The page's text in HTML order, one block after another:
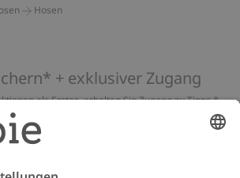
Hosen
+ exklusiver Zugang
als Erstes, erhalten Sie Zugang zu Tipps &
von exklusiven Angeboten
Bestellung und ist nicht mit anderen Rabatten
Gilt nicht für limitierte Artikel. Lies unsere